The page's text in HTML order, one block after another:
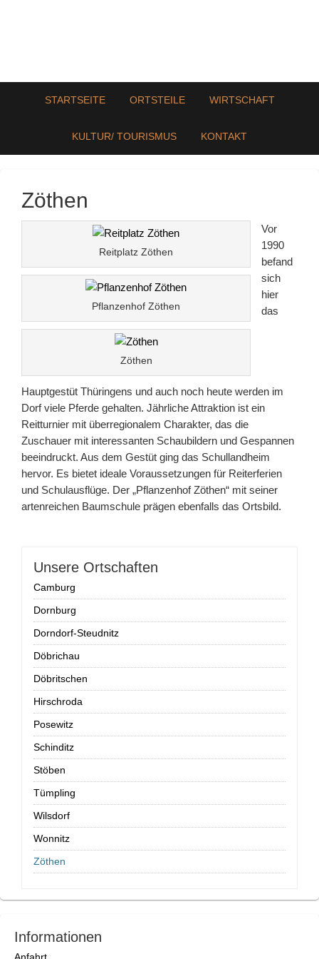
STARTSEITE ORTSTEILE WIRTSCHAFT
KULTUR/ TOURISMUS KONTAKT
Zöthen
Reitplatz Zöthen
Pflanzenhof Zöthen
Zöthen
Vor
1990
befand
sich
hier
das
Hauptgestüt Thüringens und auch noch heute werden im
Dorf viele Pferde gehalten. Jährliche Attraktion ist ein
Reitturnier mit überregionalem Charakter, das die
Zuschauer mit interessanten Schaubildern und Gespannen
beeindruckt. Aus dem Gestüt ging das Schullandheim
hervor. Es bietet ideale Voraussetzungen für Reiterferien
und Schulausflüge. Der „Pflanzenhof Zöthen“ mit seiner
artenreichen Baumschule prägen ebenfalls das Ortsbild.
Unsere Ortschaften
Camburg
Dornburg
Dorndorf-Steudnitz
Döbrichau
Döbritschen
Hirschroda
Posewitz
Schinditz
Stöben
Tümpling
Wilsdorf
Wonnitz
Zöthen
Informationen